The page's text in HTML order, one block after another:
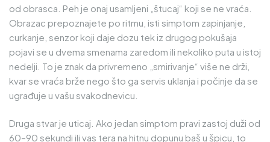
od obrasca. Peh je onaj usamljeni „štucaj“ koji se ne vraća.
Obrazac prepoznajete po ritmu, isti simptom zapinjanje,
curkanje, senzor koji daje dozu tek iz drugog pokušaja
pojavi se u dvema smenama zaredom ili nekoliko puta u istoj
nedelji. To je znak da privremeno „smirivanje“ više ne drži,
kvar se vraća brže nego što ga servis uklanja i počinje da se
ugrađuje u vašu svakodnevicu.
Druga stvar je uticaj. Ako jedan simptom pravi zastoj duži od
60–90 sekundi ili vas tera na hitnu dopunu baš u špicu, to